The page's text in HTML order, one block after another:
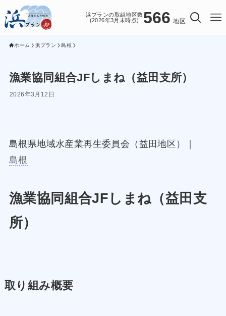
浜プランの取組地区数
(2026年3月末時点)
566 地区
ホーム 浜プラン 島根
漁業協同組合JFしまね（益田支所）
2026年3月12日
島根県地域水産業再生委員会（益田地区）｜
島根
漁業協同組合JFしまね（益田支
所）
取り組み概要